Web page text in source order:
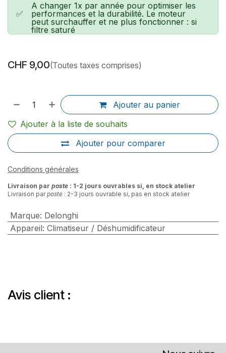
✅
A changer 1x par année pour optimiser les
performances et la durabilité. Le moteur
peut surchauffer et ne plus fonctionner : si
filtre saturé
CHF 9,00(Toutes taxes comprises)
Ajouter au panier
Ajouter pour comparer
Ajouter à la liste de souhaits
Conditions générales
Livraison par poste : 1-2 jours ouvrables si, en stock atelier
Livraison parposte : 2-3 jours ouvrable si, pas en stock atelier
Marque: Delonghi
Appareil: Climatiseur / Déshumidificateur
Avis client :